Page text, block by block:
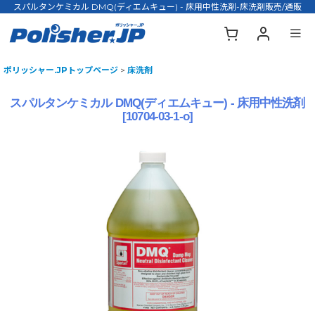
スパルタンケミカル DMQ(ディエムキュー) - 床用中性洗剤-床洗剤販売/通販
ポリッシャー.JPトップページ > 床洗剤
スパルタンケミカル DMQ(ディエムキュー) - 床用中性洗剤
[10704-03-1-o]